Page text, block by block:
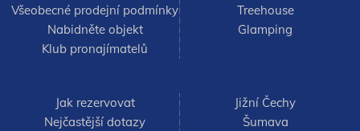
Všeobecné prodejní podmínky
Nabidněte objekt
Klub pronajímatelů
Treehouse
Glamping
Jak rezervovat
Nejčastější dotazy
Jižní Čechy
Šumava